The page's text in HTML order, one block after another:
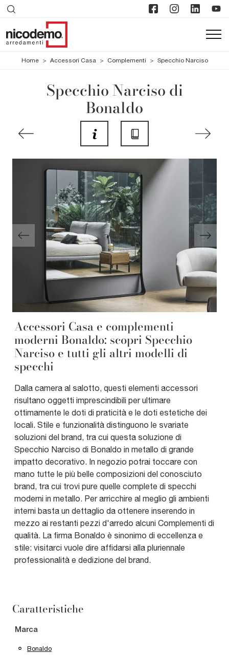
Home > Accessori Casa > Complementi > Specchio Narciso
Specchio Narciso di
Bonaldo
Accessori Casa e complementi
moderni Bonaldo: scopri Specchio
Narciso e tutti gli altri modelli di
specchi
Dalla camera al salotto, questi elementi accessori
risultano oggetti imprescindibili per ultimare
ottimamente le doti di praticità e le doti estetiche dei
locali. Stile e funzionalità distinguono le svariate
soluzioni del brand, tra cui questa soluzione di
Specchio Narciso di Bonaldo in metallo di grande
impatto decorativo. In negozio potrai toccare con
mano tutte le più belle composizioni del conosciuto
brand, tra cui trovi pure quelle complete di specchi
moderni in metallo. Per arricchire al meglio gli ambienti
interni basta un dettaglio da ottenere inserendo in
mezzo ai restanti pezzi d'arredo alcuni Complementi di
qualità. La firma Bonaldo è sinonimo di eccellenza e
stile: visitarci vuole dire affidarsi alla pluriennale
professionalità e dedizione del brand.
Caratteristiche
Marca
Bonaldo